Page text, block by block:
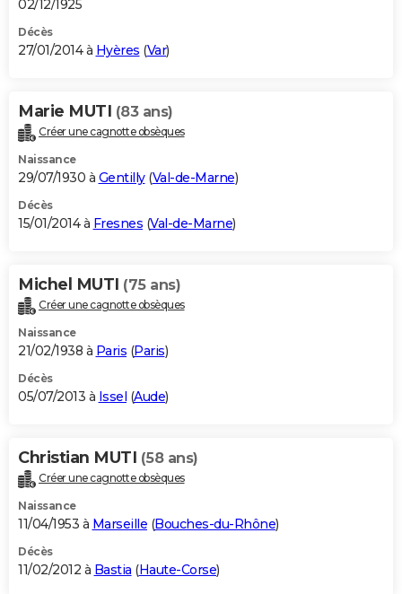
02/12/1925
Décès
27/01/2014 à Hyères (Var)
Marie MUTI (83 ans)
Créer une cagnotte obsèques
Naissance
29/07/1930 à Gentilly(Val-de-Marne)
Décès
15/01/2014 à Fresnes (Val-de-Marne)
Michel MUTI (75 ans)
Créer une cagnotte obsèques
Naissance
21/02/1938 à Paris (Paris)
Décès
05/07/2013 à Issel (Aude)
Christian MUTI (58 ans)
Créer une cagnotte obsèques
Naissance
11/04/1953 à Marseille (Bouches-du-Rhône)
Décès
11/02/2012 à Bastia (Haute-Corse)